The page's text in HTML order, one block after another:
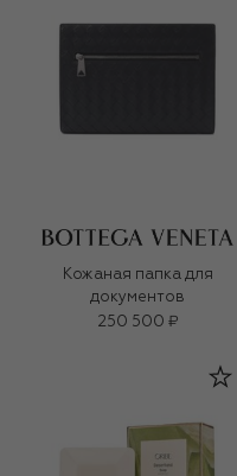
Кожаная папка для
документов
250 500 ₽